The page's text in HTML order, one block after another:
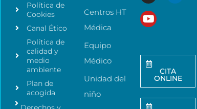
Política de
Cookies
Canal Ético
Política de
calidad y
medio
ambiente
Plan de
acogida
Centros HT
Médica
Equipo
Médico
Unidad del
niño
CITA
ONLINE